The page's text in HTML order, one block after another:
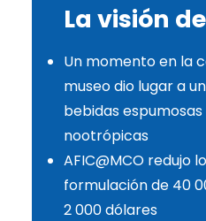
La visión
Un momento en la
museo dio lugar a
bebidas
nootrópicas
AFIC@MCO redujo
formulación de 40
2 000 dólares